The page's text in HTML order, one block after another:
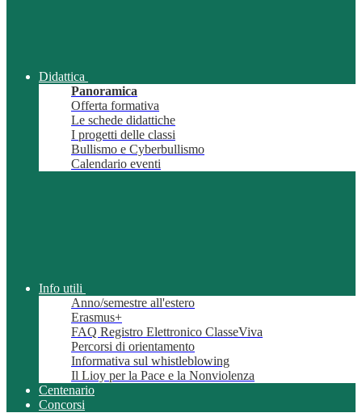
Didattica
Panoramica
Offerta formativa
Le schede didattiche
I progetti delle classi
Bullismo e Cyberbullismo
Calendario eventi
Info utili
Anno/semestre all'estero
Erasmus+
FAQ Registro Elettronico ClasseViva
Percorsi di orientamento
Informativa sul whistleblowing
Il Lioy per la Pace e la Nonviolenza
Centenario
Concorsi